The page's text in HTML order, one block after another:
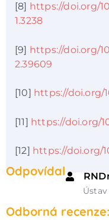
[8] https://doi.org/
1.3238
[9] https://doi.org/
2.39609
[10] https://doi.org/
[11] https://doi.org/
[12] https://doi.org/
Odpovídal
Odborná recenze: